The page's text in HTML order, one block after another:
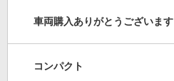
車両購入ありがとうございます
コンパクト